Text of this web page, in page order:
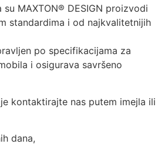
MAXTON® DESIGN proizvodi
standardima i od najkvalitetnijih
po specifikacijama za
i osigurava savršeno
kontaktirajte nas putem imejla ili
dana,